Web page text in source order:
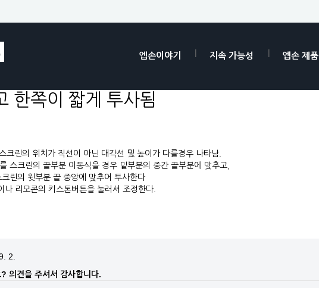
엡손이야기 지속 가능성 엡손 제품
한쪽이 짧게 투사됨
크린의 위치가 직선이 아닌 대각선 및 높이가 다를경우 나타남.
스크린의 끝부분 이동식을 경우 밑부분의 중간 끝부분에 맞추고,
린의 윗부분 끝 중앙에 맞추어 투사한다
나 리모콘의 키스톤버튼을 눌러서 조정한다.
2.
? 의견을 주셔서 감사합니다.